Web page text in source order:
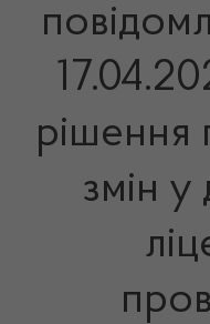
рішення
змін